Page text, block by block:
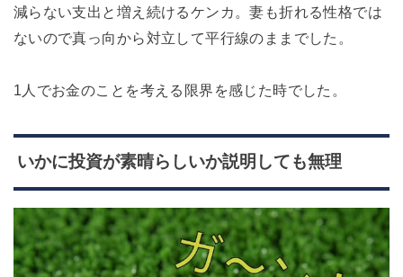
減らない支出と増え続けるケンカ。妻も折れる性格では
ないので真っ向から対立して平行線のままでした。
1人でお金のことを考える限界を感じた時でした。
いかに投資が素晴らしいか説明しても無理